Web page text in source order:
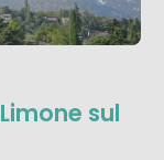
sul